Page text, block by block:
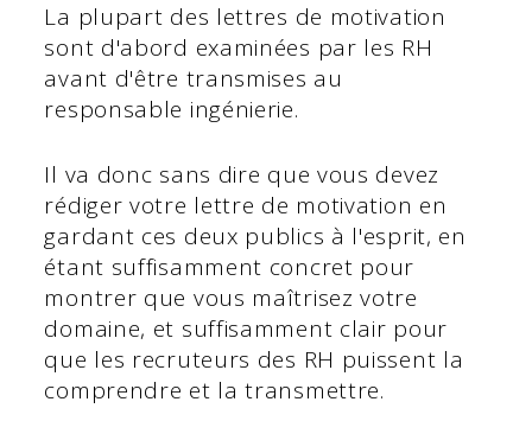
La plupart des lettres de motivation
sont d'abord examinées par les RH
avant d'être transmises au
responsable ingénierie.
Il va donc sans dire que vous devez
rédiger votre lettre de motivation en
gardant ces deux publics à l'esprit, en
étant suffisamment concret pour
montrer que vous maîtrisez votre
domaine, et suffisamment clair pour
que les recruteurs des RH puissent la
comprendre et la transmettre.